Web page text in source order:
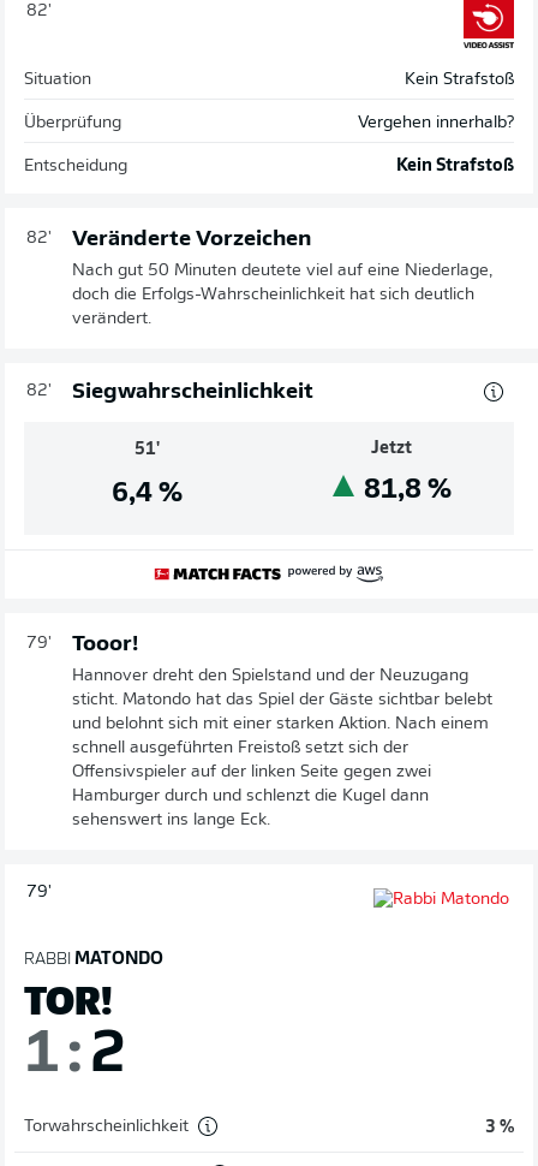
82'
Situation Kein Strafstoß
Überprüfung Vergehen innerhalb?
Entscheidung Kein Strafstoß
82' Veränderte Vorzeichen
Nach gut 50 Minuten deutete viel auf eine Niederlage,
doch die Erfolgs-Wahrscheinlichkeit hat sich deutlich
verändert.
82' Siegwahrscheinlichkeit
51'
6,4%
Jetzt
81,8%
79' Tooor!
Hannover dreht den Spielstand und der Neuzugang
sticht. Matondo hat das Spiel der Gäste sichtbar belebt
und belohnt sich mit einer starken Aktion. Nach einem
schnell ausgeführten Freistoß setzt sich der
Offensivspieler auf der linken Seite gegen zwei
Hamburger durch und schlenzt die Kugel dann
sehenswert ins lange Eck.
79'
RABBI MATONDO
TOR!
1: 2
Torwahrscheinlichkeit 3 %